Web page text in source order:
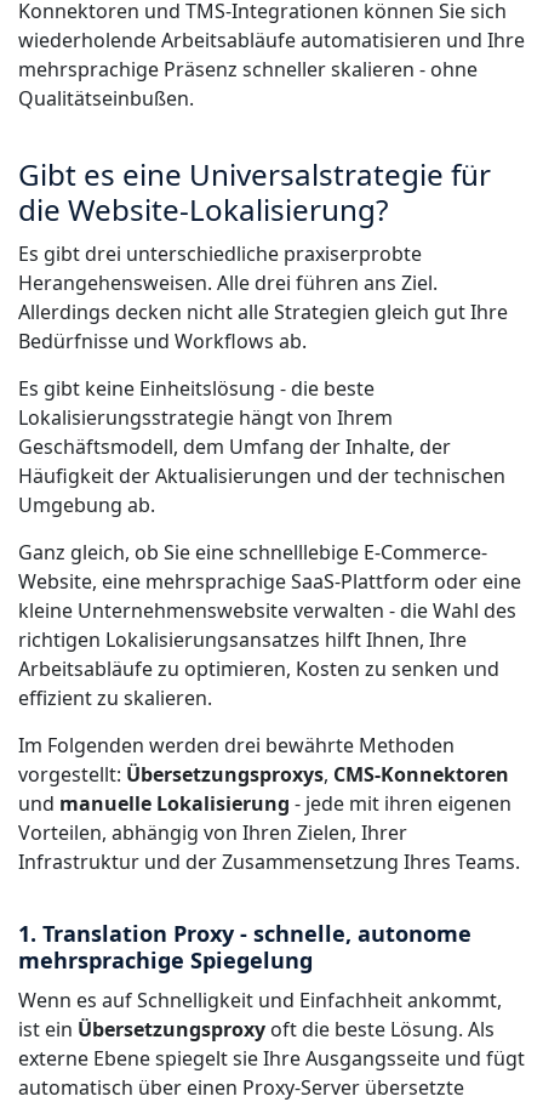
Konnektoren und TMS-Integrationen können Sie sich
wiederholende Arbeitsabläufe automatisieren und Ihre
mehrsprachige Präsenz schneller skalieren - ohne
Qualitätseinbußen.
Gibt es eine Universalstrategie für
die Website-Lokalisierung?
Es gibt drei unterschiedliche praxiserprobte
Herangehensweisen. Alle drei führen ans Ziel.
Allerdings decken nicht alle Strategien gleich gut Ihre
Bedürfnisse und Workflows ab.
Es gibt keine Einheitslösung - die beste
Lokalisierungsstrategie hängt von Ihrem
Geschäftsmodell, dem Umfang der Inhalte, der
Häufigkeit der Aktualisierungen und der technischen
Umgebung ab.
Ganz gleich, ob Sie eine schnelllebige E-Commerce-
Website, eine mehrsprachige SaaS-Plattform oder eine
kleine Unternehmenswebsite verwalten - die Wahl des
richtigen Lokalisierungsansatzes hilft Ihnen, Ihre
Arbeitsabläufe zu optimieren, Kosten zu senken und
effizient zu skalieren.
Im Folgenden werden drei bewährte Methoden
vorgestellt: Übersetzungsproxys, CMS-Konnektoren
und manuelle Lokalisierung - jede mit ihren eigenen
Vorteilen, abhängig von Ihren Zielen, Ihrer
Infrastruktur und der Zusammensetzung Ihres Teams.
1. Translation Proxy - schnelle, autonome
mehrsprachige Spiegelung
Wenn es auf Schnelligkeit und Einfachheit ankommt,
ist ein Übersetzungsproxy oft die beste Lösung. Als
externe Ebene spiegelt sie Ihre Ausgangsseite und fügt
automatisch über einen Proxy-Server übersetzte